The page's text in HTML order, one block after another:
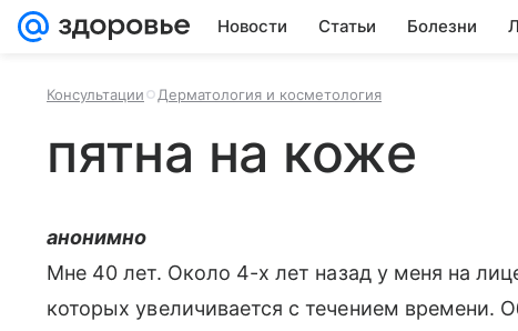
Новости Статьи Болезни
Консультации Дерматология и косметология
пятна на коже
анонимно
Мне 40 лет. Около 4-х лет назад у меня на
которых увеличивается с течением времени.